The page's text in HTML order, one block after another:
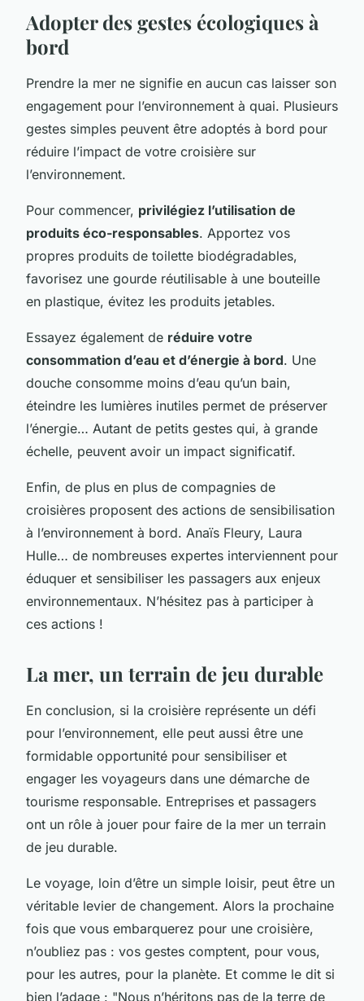
Adopter des gestes écologiques à
bord
Prendre la mer ne signifie en aucun cas laisser son
engagement pour l’environnement à quai. Plusieurs
gestes simples peuvent être adoptés à bord pour
réduire l’impact de votre croisière sur
l’environnement.
Pour commencer, privilégiez l’utilisation de
produits éco-responsables. Apportez vos
propres produits de toilette biodégradables,
favorisez une gourde réutilisable à une bouteille
en plastique, évitez les produits jetables.
Essayez également de réduire votre
consommation d’eau et d’énergie à bord. Une
douche consomme moins d’eau qu’un bain,
éteindre les lumières inutiles permet de préserver
l’énergie… Autant de petits gestes qui, à grande
échelle, peuvent avoir un impact significatif.
Enfin, de plus en plus de compagnies de
croisières proposent des actions de sensibilisation
à l’environnement à bord. Anaïs Fleury, Laura
Hulle… de nombreuses expertes interviennent pour
éduquer et sensibiliser les passagers aux enjeux
environnementaux. N’hésitez pas à participer à
ces actions !
La mer, un terrain de jeu durable
En conclusion, si la croisière représente un défi
pour l’environnement, elle peut aussi être une
formidable opportunité pour sensibiliser et
engager les voyageurs dans une démarche de
tourisme responsable. Entreprises et passagers
ont un rôle à jouer pour faire de la mer un terrain
de jeu durable.
Le voyage, loin d’être un simple loisir, peut être un
véritable levier de changement. Alors la prochaine
fois que vous embarquerez pour une croisière,
n’oubliez pas : vos gestes comptent, pour vous,
pour les autres, pour la planète. Et comme le dit si
bien l’adage : "Nous n’héritons pas de la terre de